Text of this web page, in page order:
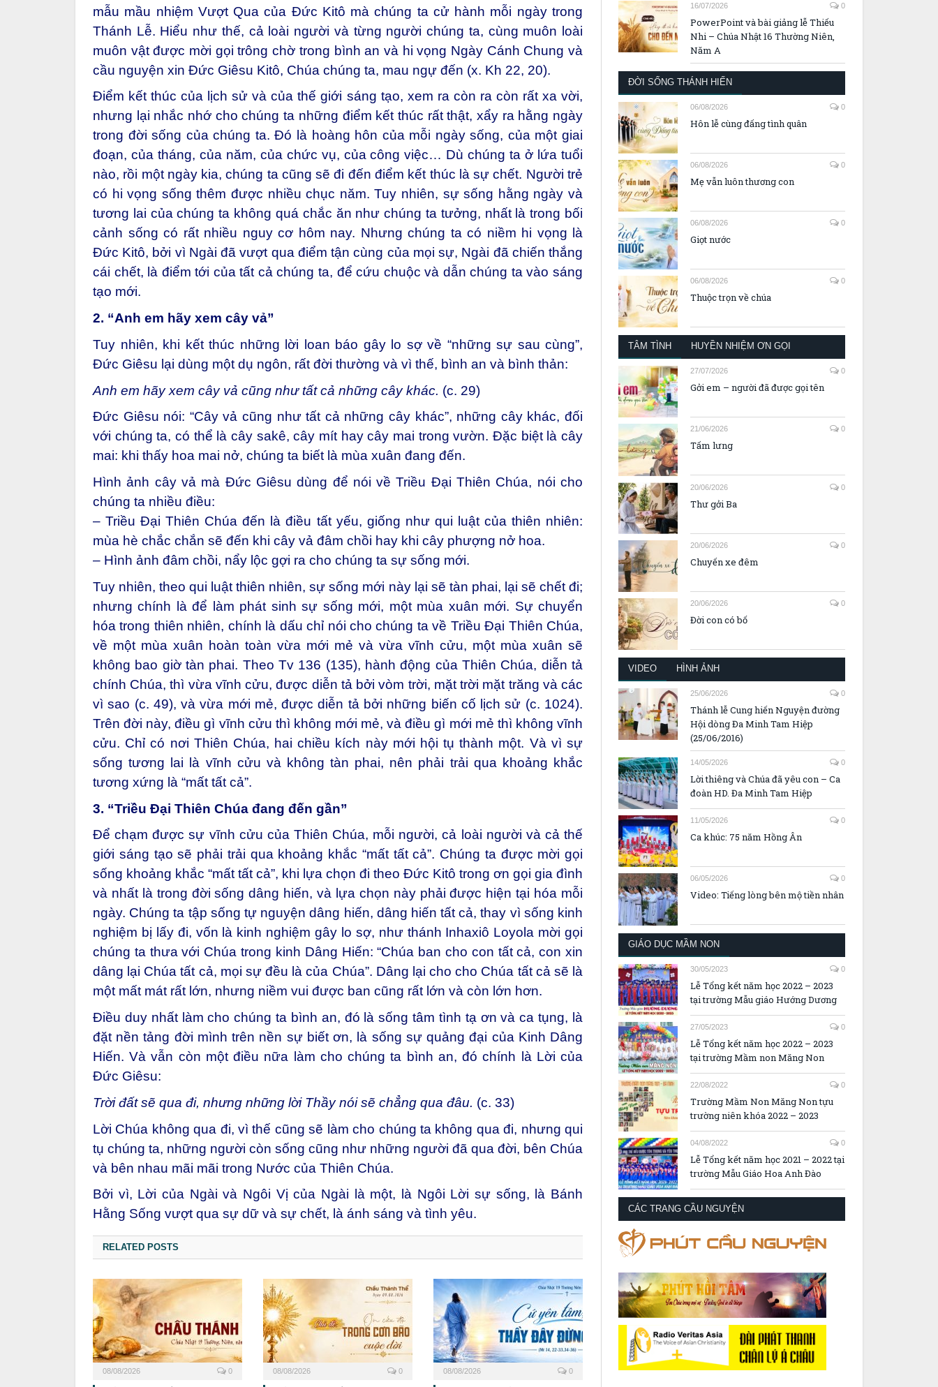
mẫu mầu nhiệm Vượt Qua của Đức Kitô mà chúng ta cử hành mỗi ngày trong
Thánh Lễ. Hiểu như thế, cả loài người và từng người chúng ta, cùng muôn loài
muôn vật được mời gọi trông chờ trong bình an và hi vọng Ngày Cánh Chung và
cầu nguyện xin Đức Giêsu Kitô, Chúa chúng ta, mau ngự đến (x. Kh 22, 20).
Điểm kết thúc của lịch sử và của thế giới sáng tạo, xem ra còn ra còn rất xa vời,
nhưng lại nhắc nhớ cho chúng ta những điểm kết thúc rất thật, xẩy ra hằng ngày
trong đời sống của chúng ta. Đó là hoàng hôn của mỗi ngày sống, của một giai
đoạn, của tháng, của năm, của chức vụ, của công việc… Dù chúng ta ở lứa tuổi
nào, rồi một ngày kia, chúng ta cũng sẽ đi đến điểm kết thúc là sự chết. Người trẻ
có hi vọng sống thêm được nhiều chục năm. Tuy nhiên, sự sống hằng ngày và
tương lai của chúng ta không quá chắc ăn như chúng ta tưởng, nhất là trong bối
cảnh sống có rất nhiều nguy cơ hôm nay. Nhưng chúng ta có niềm hi vọng là
Đức Kitô, bởi vì Ngài đã vượt qua điểm tận cùng của mọi sự, Ngài đã chiến thắng
cái chết, là điểm tới của tất cả chúng ta, để cứu chuộc và dẫn chúng ta vào sáng
tạo mới.
2. “Anh em hãy xem cây vả”
Tuy nhiên, khi kết thúc những lời loan báo gây lo sợ về “những sự sau cùng”,
Đức Giêsu lại dùng một dụ ngôn, rất đời thường và vì thế, bình an và bình thản:
Anh em hãy xem cây vả cũng như tất cả những cây khác. (c. 29)
Đức Giêsu nói: “Cây vả cũng như tất cả những cây khác”, những cây khác, đối
với chúng ta, có thể là cây sakê, cây mít hay cây mai trong vườn. Đặc biệt là cây
mai: khi thấy hoa mai nở, chúng ta biết là mùa xuân đang đến.
Hình ảnh cây vả mà Đức Giêsu dùng để nói về Triều Đại Thiên Chúa, nói cho
chúng ta nhiều điều:
– Triều Đại Thiên Chúa đến là điều tất yếu, giống như qui luật của thiên nhiên:
mùa hè chắc chắn sẽ đến khi cây vả đâm chồi hay khi cây phượng nở hoa.
– Hình ảnh đâm chồi, nẩy lộc gợi ra cho chúng ta sự sống mới.
Tuy nhiên, theo qui luật thiên nhiên, sự sống mới này lại sẽ tàn phai, lại sẽ chết đi;
nhưng chính là để làm phát sinh sự sống mới, một mùa xuân mới. Sự chuyển
hóa trong thiên nhiên, chính là dấu chỉ nói cho chúng ta về Triều Đại Thiên Chúa,
về một mùa xuân hoàn toàn vừa mới mẻ và vừa vĩnh cửu, một mùa xuân sẽ
không bao giờ tàn phai. Theo Tv 136 (135), hành động của Thiên Chúa, diễn tả
chính Chúa, thì vừa vĩnh cửu, được diễn tả bởi vòm trời, mặt trời mặt trăng và các
vì sao (c. 49), và vừa mới mẻ, được diễn tả bởi những biến cố lịch sử (c. 1024).
Trên đời này, điều gì vĩnh cửu thì không mới mẻ, và điều gì mới mẻ thì không vĩnh
cửu. Chỉ có nơi Thiên Chúa, hai chiều kích này mới hội tụ thành một. Và vì sự
sống tương lai là vĩnh cửu và không tàn phai, nên phải trải qua khoảng khắc
tương xứng là “mất tất cả”.
3. “Triều Đại Thiên Chúa đang đến gần”
Để chạm được sự vĩnh cửu của Thiên Chúa, mỗi người, cả loài người và cả thế
giới sáng tạo sẽ phải trải qua khoảng khắc “mất tất cả”. Chúng ta được mời gọi
sống khoảng khắc “mất tất cả”, khi lựa chọn đi theo Đức Kitô trong ơn gọi gia đình
và nhất là trong đời sống dâng hiến, và lựa chọn này phải được hiện tại hóa mỗi
ngày. Chúng ta tập sống tự nguyện dâng hiến, dâng hiến tất cả, thay vì sống kinh
nghiệm bị lấy đi, vốn là kinh nghiệm gây lo sợ, như thánh Inhaxiô Loyola mời gọi
chúng ta thưa với Chúa trong kinh Dâng Hiến: “Chúa ban cho con tất cả, con xin
dâng lại Chúa tất cả, mọi sự đều là của Chúa”. Dâng lại cho cho Chúa tất cả sẽ là
một mất mát rất lớn, nhưng niềm vui được ban cũng rất lớn và còn lớn hơn.
Điều duy nhất làm cho chúng ta bình an, đó là sống tâm tình tạ ơn và ca tụng, là
đặt nền tảng đời mình trên nền sự biết ơn, là sống sự quảng đại của Kinh Dâng
Hiến. Và vẫn còn một điều nữa làm cho chúng ta bình an, đó chính là Lời của
Đức Giêsu:
Trời đất sẽ qua đi, nhưng những lời Thầy nói sẽ chẳng qua đâu. (c. 33)
Lời Chúa không qua đi, vì thế cũng sẽ làm cho chúng ta không qua đi, nhưng qui
tụ chúng ta, những người còn sống cũng như những người đã qua đời, bên Chúa
và bên nhau mãi mãi trong Nước của Thiên Chúa.
Bởi vì, Lời của Ngài và Ngôi Vị của Ngài là một, là Ngôi Lời sự sống, là Bánh
Hằng Sống vượt qua sự dữ và sự chết, là ánh sáng và tình yêu.
RELATED POSTS
08/08/2026 0 08/08/2026 0 08/08/2026 0
16/07/2026 0
PowerPoint và bài giảng lễ Thiếu
Nhi – Chúa Nhật 16 Thường Niên,
Năm A
ĐỜI SỐNG THÁNH HIẾN
06/08/2026 0
Hôn lễ cùng đấng tình quân
06/08/2026 0
Mẹ vẫn luôn thương con
06/08/2026 0
Giọt nước
06/08/2026 0
Thuộc trọn về chúa
TÂM TÌNH HUYỀN NHIỆM ƠN GỌI
27/07/2026 0
Gởi em – người đã được gọi tên
21/06/2026 0
Tấm lưng
20/06/2026 0
Thư gởi Ba
20/06/2026 0
Chuyến xe đêm
20/06/2026 0
Đời con có bố
VIDEO HÌNH ẢNH
25/06/2026 0
Thánh lễ Cung hiến Nguyện đường
Hội dòng Đa Minh Tam Hiệp
(25/06/2016)
14/05/2026 0
Lời thiêng và Chúa đã yêu con – Ca
đoàn HD. Đa Minh Tam Hiệp
11/05/2026 0
Ca khúc: 75 năm Hồng Ân
06/05/2026 0
Video: Tiếng lòng bên mộ tiền nhân
GIÁO DỤC MẦM NON
30/05/2023 0
Lễ Tổng kết năm học 2022 – 2023
tại trường Mẫu giáo Hướng Dương
27/05/2023 0
Lễ Tổng kết năm học 2022 – 2023
tại trường Mầm non Măng Non
22/08/2022 0
Trường Mầm Non Măng Non tựu
trường niên khóa 2022 – 2023
04/08/2022 0
Lễ Tổng kết năm học 2021 – 2022 tại
trường Mẫu Giáo Hoa Anh Đào
CÁC TRANG CẦU NGUYỆN